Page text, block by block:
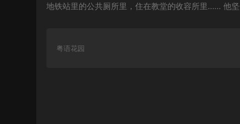
地铁站里的公共厕所里，住在教堂的收容所里…… 他坚
粤语花园